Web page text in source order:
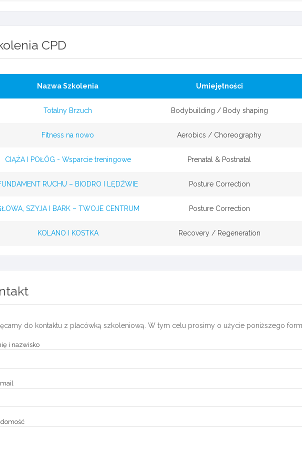
CPD
Nazwa Szkolenia Umiejętności
Totalny Brzuch Bodybuilding / Body shaping
Fitness na nowo Aerobics / Choreography
CIĄŻA I POŁÓG - Wsparcie treningowe Prenatal & Postnatal
RUCHU – BIODRO I LĘDŹWIE Posture Correction
SZYJA I BARK – TWOJE CENTRUM Posture Correction
KOLANO I KOSTKA Recovery / Regeneration
do kontaktu z placówką szkoleniową. W tym celu prosimy o użycie poniższego
i nazwisko